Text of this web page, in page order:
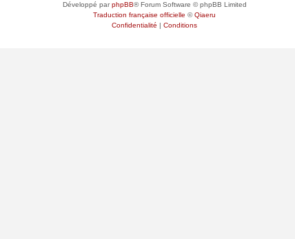
Développé parphpBB® Forum Software © phpBB Limited
Traduction française officielle ©Qiaeru
Confidentialité | Conditions